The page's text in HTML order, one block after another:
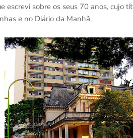
escrevi sobre os seus 70 anos, cujo
e no Diário da Manhã.